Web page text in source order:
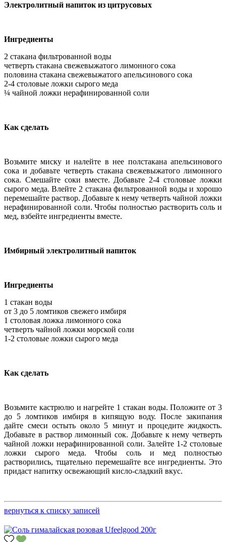
Электролитный напиток из цитрусовых
Ингредиенты
2 стакана фильтрованной воды
четверть стакана свежевыжатого лимонного сока
половина стакана свежевыжатого апельсинового сока
2-4 столовые ложки сырого меда
¼ чайной ложки нерафинированной соли
Как сделать
Возьмите миску и налейте в нее полстакана апельсинового
сока и добавьте четверть стакана свежевыжатого лимонного
сока. Смешайте соки вместе. Добавьте 2-4 столовые ложки
сырого меда. Влейте 2 стакана фильтрованной воды и хорошо
перемешайте раствор. Добавьте к нему четверть чайной ложки
нерафинированной соли. Чтобы полностью растворить соль и
мед, взбейте ингредиенты вместе.
Имбирный электролитный напиток
Ингредиенты
1 стакан воды
от 3 до 5 ломтиков свежего имбиря
1 столовая ложка лимонного сока
четверть чайной ложки морской соли
1-2 столовые ложки сырого меда
Как сделать
Возьмите кастрюлю и нагрейте 1 стакан воды. Положите от 3
до 5 ломтиков имбиря в кипящую воду. После закипания
дайте смеси остыть около 5 минут и процедите жидкость.
Добавьте в раствор лимонный сок. Добавьте к нему четверть
чайной ложки нерафинированной соли. Залейте 1-2 столовые
ложки сырого меда. Чтобы соль и мед полностью
растворились, тщательно перемешайте все ингредиенты. Это
придаст напитку освежающий кисло-сладкий вкус.
вернуться к списку записей